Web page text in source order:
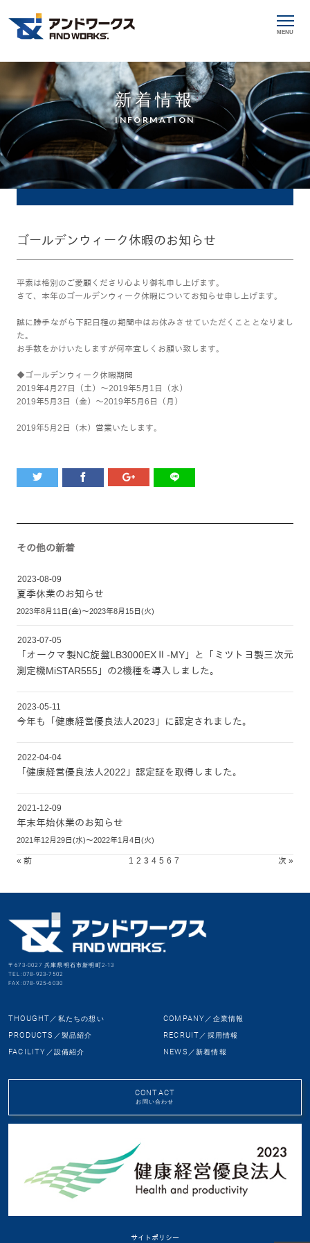
MENU
新着情報
INFORMATION
ゴールデンウィーク休暇のお知らせ
平素は格別のご愛顧くださり心より御礼申し上げます。
さて、本年のゴールデンウィーク休暇についてお知らせ申し上げます。
誠に勝手ながら下記日程の期間中はお休みさせていただくこととなりまし
た。
お手数をかけいたしますが何卒宜しくお願い致します。
◆ゴールデンウィーク休暇期間
2019年4月27日（土）～2019年5月1日（水）
2019年5月3日（金）～2019年5月6日（月）
2019年5月2日（木）営業いたします。
その他の新着
2023-08-09
夏季休業のお知らせ
2023年8月11日(金)～2023年8月15日(火)
2023-07-05
「オークマ製NC旋盤LB3000EXⅡ-MY」と「ミツトヨ製三次元
測定機MiSTAR555」の2機種を導入しました。
2023-05-11
今年も「健康経営優良法人2023」に認定されました。
2022-04-04
「健康経営優良法人2022」認定証を取得しました。
2021-12-09
年末年始休業のお知らせ
2021年12月29日(水)～2022年1月4日(火)
« 前 1 2 3 4 5 6 7 次 »
〒673-0027 兵庫県明石市新明町2-13
TEL:078-923-7502
FAX:078-925-6030
THOUGHT ／私たちの想い COMPANY ／企業情報
PRODUCTS ／製品紹介 RECRUIT ／採用情報
FACILITY ／設備紹介 NEWS ／新着情報
CONTACT
お問い合わせ
サイトポリシー